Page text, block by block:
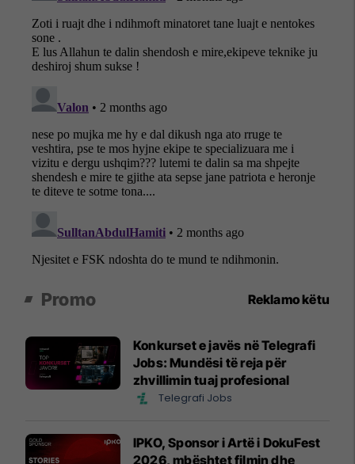
Promo Reklamo këtu
Konkurset e javës në Telegrafi
Jobs: Mundësi të reja për
zhvillimin tuaj profesional
Telegrafi Jobs
IPKO, Sponsor i Artë i DokuFest
2026, mbështet filmin dhe